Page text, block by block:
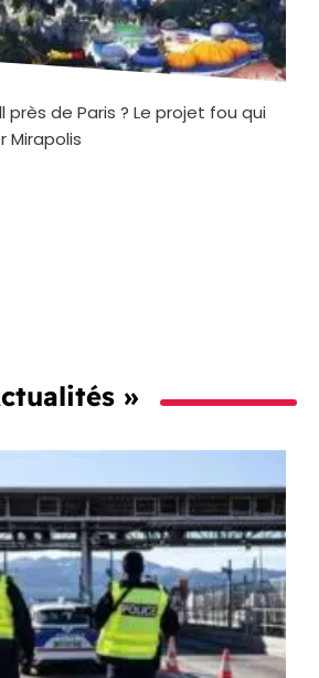
près de Paris ? Le projet fou qui
Mirapolis
»